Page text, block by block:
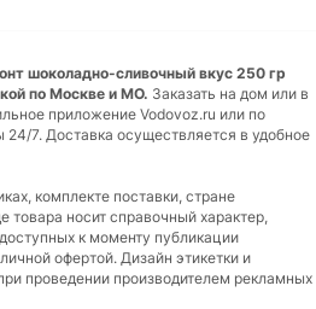
шоколадно-сливочный вкус 250 гр
по Москве и МО. Заказать на дом или в
приложение Vodovoz.ru или по
7. Доставка осуществляется в удобное
комплекте поставки, стране
товара носит справочный характер,
к моменту публикации
офертой. Дизайн этикетки и
проведении производителем рекламных